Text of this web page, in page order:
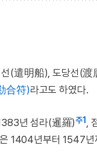
선(遣明船), 도당선(渡
合符)라고도 하였다.
년 섬라(暹羅)주1 ,
1404년부터 1547년